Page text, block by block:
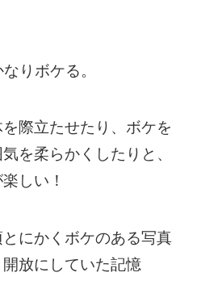
りボケる。
際立たせたり、ボケを
を柔らかくしたりと、
しい！
にかくボケのある写真
放にしていた記憶